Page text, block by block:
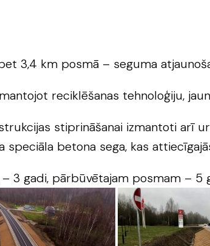
3,4 km posmā – seguma
reciklēšanas tehnoloģiju,
stiprināšanai izmantoti arī
betona sega, kas
3 gadi, pārbūvētajam posmam – 5